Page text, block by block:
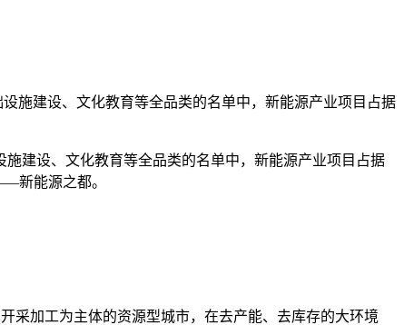
施建设、文化教育等全品类的名单中，新能源产业项目占据
建设、文化教育等全品类的名单中，新能源产业项目占据
新能源之都。
加工为主体的资源型城市，在去产能、去库存的大环境